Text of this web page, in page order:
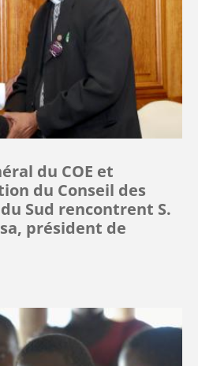
du COE et
du Conseil des
Sud rencontrent S.
président de